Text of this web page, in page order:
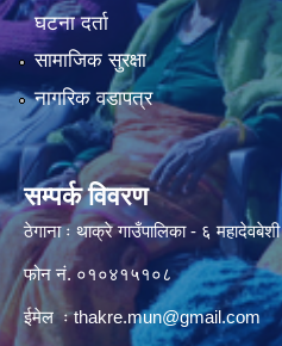
घटना दर्ता
सामाजिक सुरक्षा
नागरिक वडापत्र
सम्पर्क विवरण
ठेगाना ः थाक्रे गाउँपालिका - ६ महादेवबेशी
फोन नं. ०१०४१५१०८
ईमेल ःthakre.mun@gmail.com